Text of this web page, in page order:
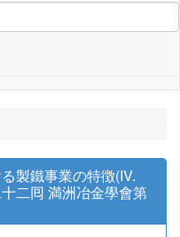
製鐵事業の特徴(IV.
二囘 満洲冶金學會第